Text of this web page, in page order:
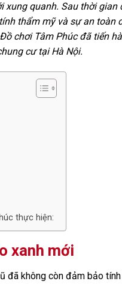
xung quanh. Sau thời gian
thẩm mỹ và sự an toàn
chơi Tâm Phúc đã tiến
cư tại Hà Nội.
thực hiện:
xanh mới
đã không còn đảm bảo